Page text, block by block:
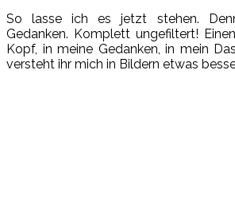
So lasse ich es jetzt stehen.
Gedanken. Komplett ungefiltert!
Kopf, in meine Gedanken, in mein
versteht ihr mich in Bildern etwas